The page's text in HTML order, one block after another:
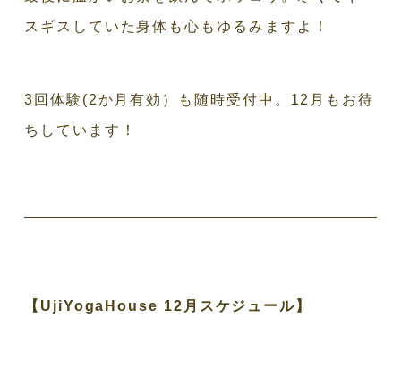
スギスしていた身体も心もゆるみますよ！
3回体験(2か月有効）も随時受付中。12月もお待
ちしています！
【UjiYogaHouse 12月スケジュール】